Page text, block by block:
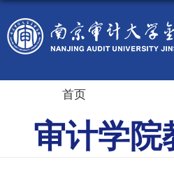
首页
审计学院